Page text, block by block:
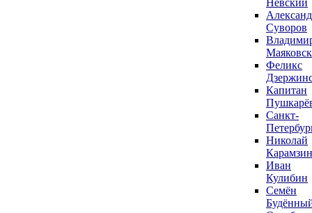
Невский
Суворов
Феликс
Капитан
Санкт-
Николай
Карамзин
Иван
Кулибин
Семён